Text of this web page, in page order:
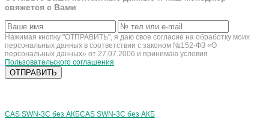
свяжется с Вами
Нажимая кнопку "ОТПРАВИТЬ", я даю свое согласие на обработку моих
персональных данных в соответствии с законом №152-ФЗ «О
персональных данных» от 27.07.2006 и принимаю условия
Пользовательского соглашения
CAS SWN-3C без АКБCAS SWN-3C без АКБ